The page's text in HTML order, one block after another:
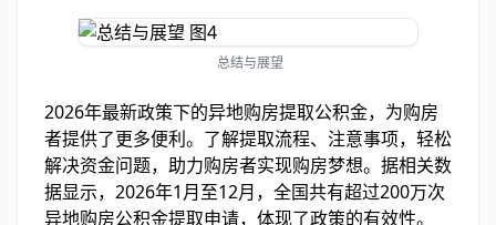
总结与展望
2026年最新政策下的异地购房提取公积金，为购房
者提供了更多便利。了解提取流程、注意事项，轻松
解决资金问题，助力购房者实现购房梦想。据相关数
据显示，2026年1月至12月，全国共有超过200万次
异地购房公积金提取申请，体现了政策的有效性。